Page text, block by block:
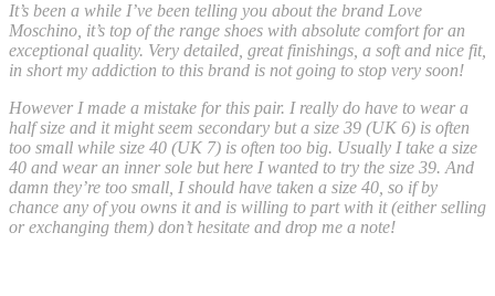
It’s been a while I’ve been telling you about the brand Love
Moschino, it’s top of the range shoes with absolute comfort for an
exceptional quality. Very detailed, great finishings, a soft and nice fit,
in short my addiction to this brand is not going to stop very soon!
However I made a mistake for this pair. I really do have to wear a
half size and it might seem secondary but a size 39 (UK 6) is often
too small while size 40 (UK 7) is often too big. Usually I take a size
40 and wear an inner sole but here I wanted to try the size 39. And
damn they’re too small, I should have taken a size 40, so if by
chance any of you owns it and is willing to part with it (either selling
or exchanging them) don’t hesitate and drop me a note!